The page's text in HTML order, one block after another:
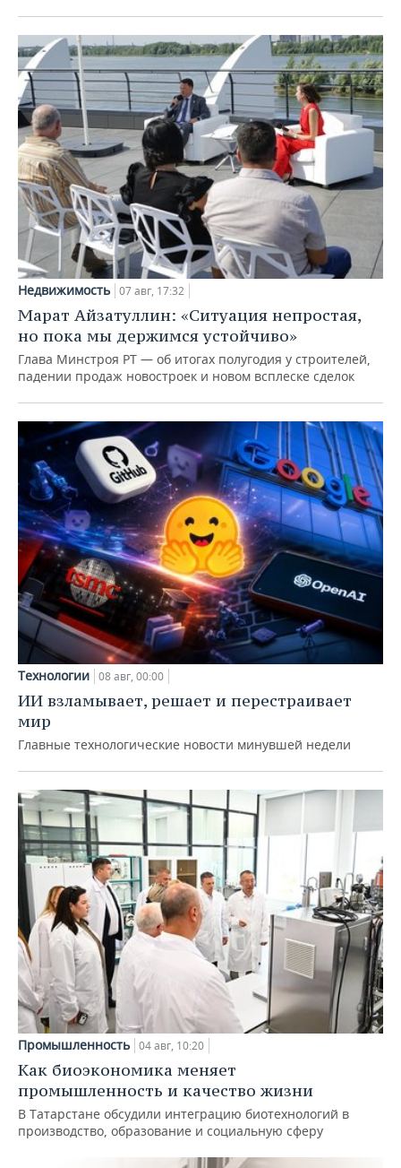
Недвижимость 07 авг, 17:32
Марат Айзатуллин: «Ситуация непростая,
но пока мы держимся устойчиво»
Глава Минстроя РТ — об итогах полугодия у строителей,
падении продаж новостроек и новом всплеске сделок
Технологии 08 авг, 00:00
ИИ взламывает, решает и перестраивает
мир
Главные технологические новости минувшей недели
Промышленность 04 авг, 10:20
Как биоэкономика меняет
промышленность и качество жизни
В Татарстане обсудили интеграцию биотехнологий в
производство, образование и социальную сферу